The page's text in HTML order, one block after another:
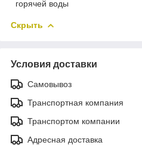
горячей воды
Скрыть
Условия доставки
Самовывоз
Транспортная компания
Транспортом компании
Адресная доставка